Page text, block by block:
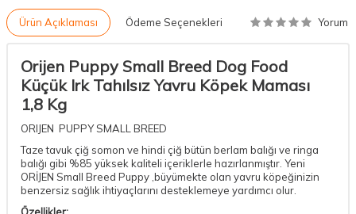
Ürün Açıklaması Ödeme Seçenekleri Yorum
Orijen Puppy Small Breed Dog Food
Küçük Irk Tahılsız Yavru Köpek Maması
1,8 Kg
ORIJEN PUPPY SMALL BREED
Taze tavuk çiğ somon ve hindi çiğ bütün berlam balığı ve ringa
balığı gibi %85 yüksek kaliteli içeriklerle hazırlanmıştır. Yeni
ORİJEN Small Breed Puppy ,büyümekte olan yavru köpeğinizin
benzersiz sağlık ihtiyaçlarını desteklemeye yardımcı olur.